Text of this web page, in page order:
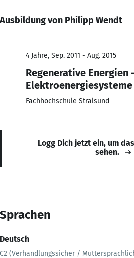
Ausbildung von Philipp Wendt
4 Jahre, Sep. 2011 - Aug. 2015
Regenerative Energien
Elektroenergiesysteme
Fachhochschule Stralsund
Logg Dich jetzt ein, um
sehen.
Sprachen
Deutsch
C2 (Verhandlungssicher /